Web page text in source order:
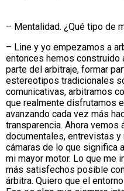
– Mentalidad. ¿Qué tipo de
– Line y yo empezamos a
entonces hemos construido
parte del arbitraje, formar
estereotipos tradicionales
comunicativas, arbitramos
que realmente disfrutamos
avanzando cada vez más
transparencia. Ahora
documentales, entrevistas
cámaras de lo que significa
mi mayor motor. Lo que me
más satisfechos posible
árbitra. Quiero que el